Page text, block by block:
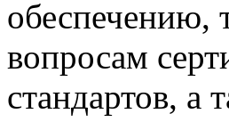
обеспечению,
вопросам
стандартов, а